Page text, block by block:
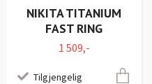
NIKITA TITANIUM
FAST RING
1 509,-
Tilgjengelig